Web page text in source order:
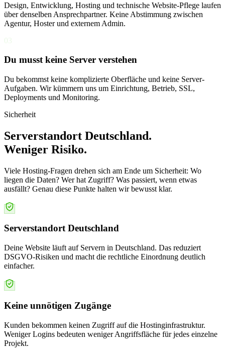
Design, Entwicklung, Hosting und technische Website-Pflege laufen
über denselben Ansprechpartner. Keine Abstimmung zwischen
Agentur, Hoster und externem Admin.
03
Du musst keine Server verstehen
Du bekommst keine komplizierte Oberfläche und keine Server-
Aufgaben. Wir kümmern uns um Einrichtung, Betrieb, SSL,
Deployments und Monitoring.
Sicherheit
Serverstandort Deutschland.
Weniger Risiko.
Viele Hosting-Fragen drehen sich am Ende um Sicherheit: Wo
liegen die Daten? Wer hat Zugriff? Was passiert, wenn etwas
ausfällt? Genau diese Punkte halten wir bewusst klar.
Serverstandort Deutschland
Deine Website läuft auf Servern in Deutschland. Das reduziert
DSGVO-Risiken und macht die rechtliche Einordnung deutlich
einfacher.
Keine unnötigen Zugänge
Kunden bekommen keinen Zugriff auf die Hostinginfrastruktur.
Weniger Logins bedeuten weniger Angriffsfläche für jedes einzelne
Projekt.